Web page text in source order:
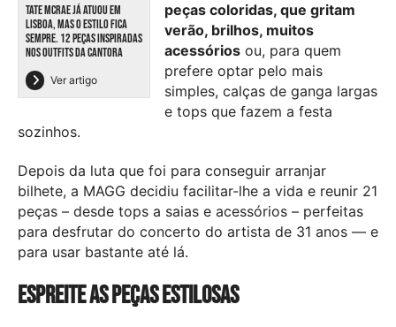
TATE MCRAE JÁ ATUOU EM
LISBOA, MAS O ESTILO FICA
SEMPRE. 12 PEÇAS INSPIRADAS
NOS OUTFITS DA CANTORA
Ver artigo
peças coloridas, que gritam
verão, brilhos, muitos
acessórios ou, para quem
prefere optar pelo mais
simples, calças de ganga largas
e tops que fazem a festa
sozinhos.
Depois da luta que foi para conseguir arranjar
bilhete, a MAGG decidiu facilitar-lhe a vida e reunir 21
peças – desde tops a saias e acessórios – perfeitas
para desfrutar do concerto do artista de 31 anos — e
para usar bastante até lá.
Espreite as peças estilosas